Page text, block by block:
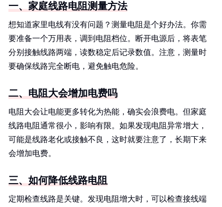
一、家庭线路电阻测量方法
想知道家里电线有没有问题？测量电阻是个好办法。你需
要准备一个万用表，调到电阻档位。断开电源后，将表笔
分别接触线路两端，读数稳定后记录数值。注意，测量时
要确保线路完全断电，避免触电危险。
二、电阻大会增加电费吗
电阻大会让电能更多转化为热能，确实会浪费电。但家庭
线路电阻通常很小，影响有限。如果发现电阻异常增大，
可能是线路老化或接触不良，这时就要注意了，长期下来
会增加电费。
三、如何降低线路电阻
定期检查线路是关键。发现电阻增大时，可以检查接线端